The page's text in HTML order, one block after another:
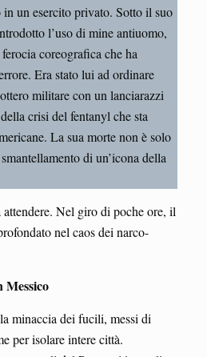
un esercito privato. Sotto il suo
l’uso di mine antiuomo,
coreografica che ha
Era stato lui ad ordinare
militare con un lanciarazzi
crisi del fentanyl che sta
La sua morte non è solo
di un’icona della
Nel giro di poche ore, il
nel caos dei narco-
Messico
minaccia dei fucili, messi di
per isolare intere città.